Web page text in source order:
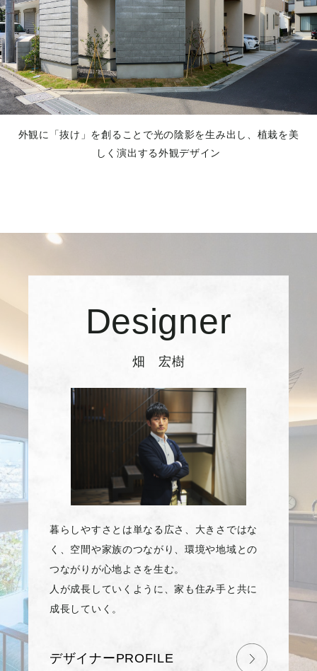
外観に「抜け」を創ることで光の陰影を生み出し、植栽を美
しく演出する外観デザイン
Designer
畑 宏樹
暮らしやすさとは単なる広さ、大きさではな
く、空間や家族のつながり、環境や地域との
つながりが心地よさを生む。
人が成長していくように、家も住み手と共に
成長していく。
デザイナーPROFILE